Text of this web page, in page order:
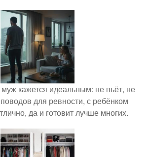
кажется идеальным: не пьёт, не
для ревности, с ребёнком
да и готовит лучше многих.